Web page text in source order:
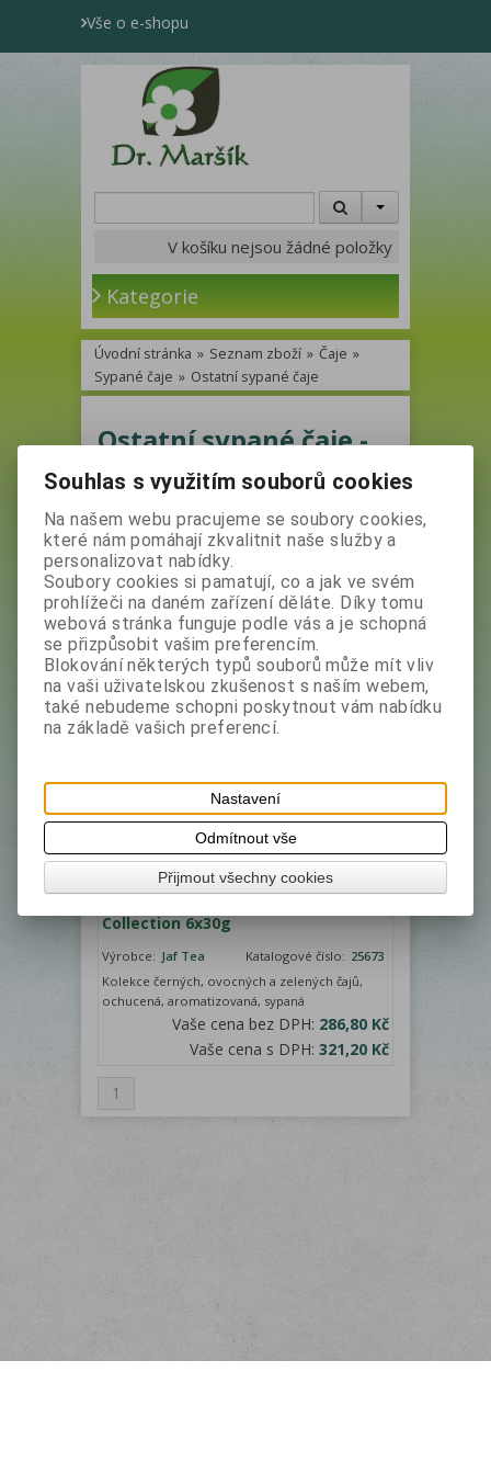
Vše o e-shopu
V košíku nejsou žádné položky
Kategorie
Úvodní stránka » Seznam zboží » Čaje »
Sypané čaje » Ostatní sypané čaje
Ostatní sypané čaje -
Katalog
Výrobce Filtr
Jaf Tea
Hledat
1
Řadit podle: (Data přidání)
JAFTEA Box Seasons Greeting's
Collection 6x30g
Výrobce: Jaf Tea Katalogové číslo: 25673
Kolekce černých, ovocných a zelených čajů,
ochucená, aromatizovaná, sypaná
Vaše cena bez DPH: 286,80 Kč
Vaše cena s DPH: 321,20 Kč
1
Souhlas s využitím souborů cookies
Na našem webu pracujeme se soubory cookies,
které nám pomáhají zkvalitnit naše služby a
personalizovat nabídky.
Soubory cookies si pamatují, co a jak ve svém
prohlížeči na daném zařízení děláte. Díky tomu
webová stránka funguje podle vás a je schopná
se přizpůsobit vašim preferencím.
Blokování některých typů souborů může mít vliv
na vaši uživatelskou zkušenost s naším webem,
také nebudeme schopni poskytnout vám nabídku
na základě vašich preferencí.
Nastavení
Odmítnout vše
Přijmout všechny cookies